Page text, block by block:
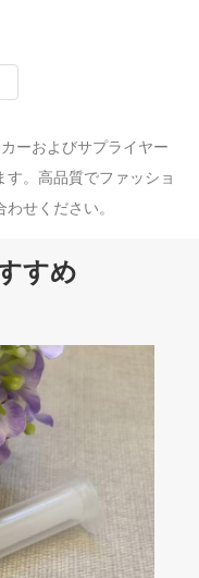
ーおよびサプライヤー
。高品質でファッショ
せください。
すめ